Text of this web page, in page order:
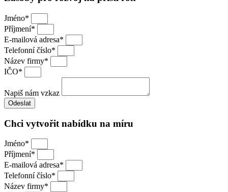
Jméno*
Příjmení*
E-mailová adresa*
Telefonní číslo*
Název firmy*
IČO*
Napiš nám vzkaz
Odeslat
Chci vytvořit nabídku na míru
Jméno*
Příjmení*
E-mailová adresa*
Telefonní číslo*
Název firmy*